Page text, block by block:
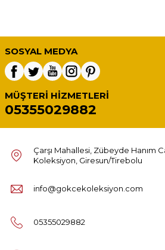
SOSYAL MEDYA
MÜŞTERI HIZMETLERI
05355029882
Çarşı Mahallesi, Zübeyde Hanım
Koleksiyon, Giresun/Tirebolu
info@gokcekoleksiyon.com
05355029882